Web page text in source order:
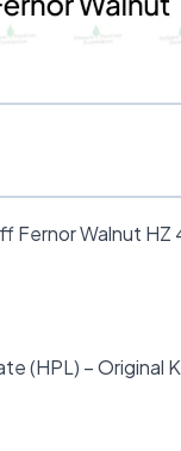
Fernor Walnut
(HPL) – Original